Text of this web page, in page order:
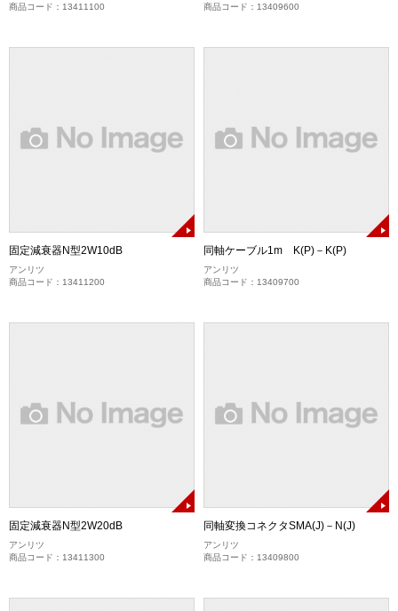
商品コード：13411100
商品コード：13409600
固定減衰器N型2W10dB
アンリツ
商品コード：13411200
同軸ケーブル1m K(P)－K(P)
アンリツ
商品コード：13409700
固定減衰器N型2W20dB
アンリツ
商品コード：13411300
同軸変換コネクタSMA(J)－N(J)
アンリツ
商品コード：13409800